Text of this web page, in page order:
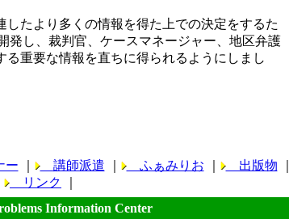
たより多くの情報を得た上での決定をするた
発し、裁判官、ケースマネージャー、地区弁護
重要な情報を直ちに得られるようにしまし
講師派遣 ふぁみりお 出版物
リンク
Information Center